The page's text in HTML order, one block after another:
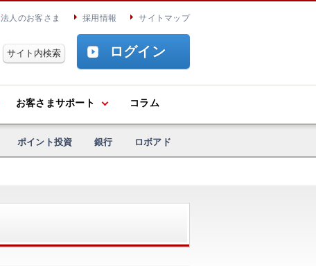
法人のお客さま 採用情報 サイトマップ
ログイン
お客さまサポート コラム
ポイント投資 銀行 ロボアド